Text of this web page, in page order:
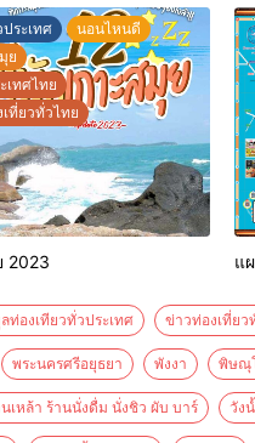
ระเทศ
นอนไหนดี
ย
เทศไทย
ที่ยวทั่วไทย
2023 แ
ท่องเทียวทั่วประเทศ ข่าวท่องเที่ยว
พระนครศรีอยุธยา พังงา พิษณุ
นเหล้า ร้านนั่งดื่ม นั่งชิว ผับ บาร์ วัง